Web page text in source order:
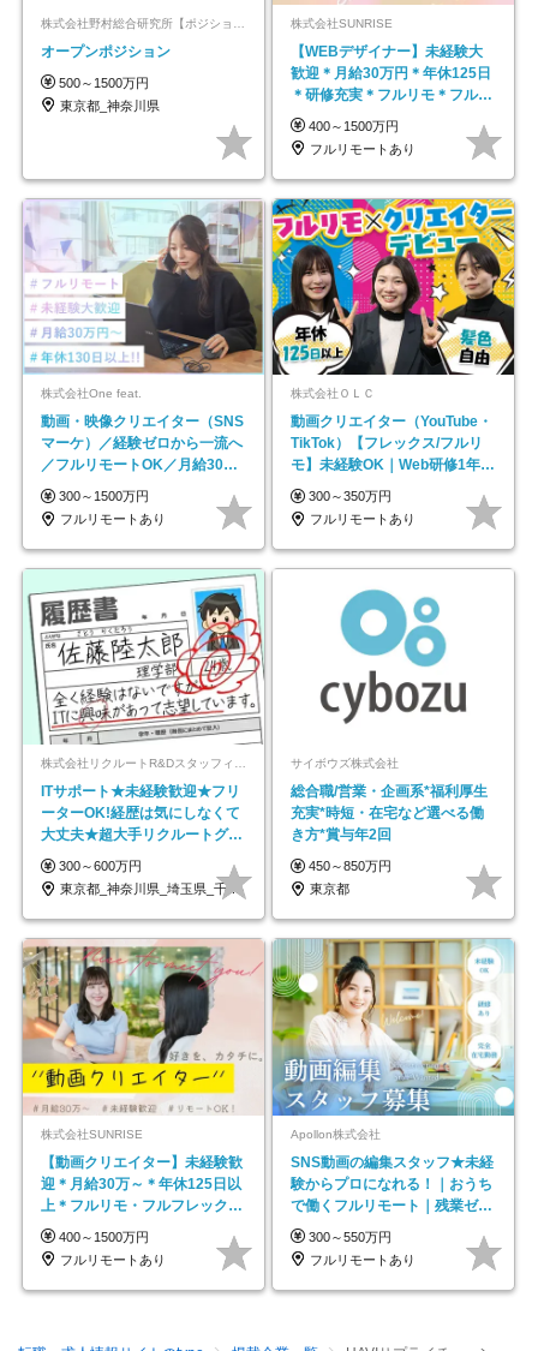
オープンポジション
500～1500万円
東京都_神奈川県
株式会社SUNRISE
【WEBデザイナー】未経験大
歓迎＊月給30万円＊年休125日
＊研修充実＊フルリモ＊フルフ
レックス＊
400～1500万円
フルリモートあり
株式会社One feat.
動画・映像クリエイター（SNS
マーケ）／経験ゼロから一流へ
／フルリモートOK／月給30万
円～／年休130日以上
300～1500万円
フルリモートあり
株式会社ＯＬＣ
動画クリエイター（YouTube・
TikTok）【フレックス/フルリ
モ】未経験OK｜Web研修1年間
｜副業OK
300～350万円
フルリモートあり
株式会社リクルートR&Dスタッフィング【リクルートグループ】
ITサポート★未経験歓迎★フリ
ーターOK!経歴は気にしなくて
大丈夫★超大手リクルートグル
ープの正社員/sg
300～600万円
東京都_神奈川県_埼玉県_千葉県_大阪府…
サイボウズ株式会社
総合職/営業・企画系*福利厚生
充実*時短・在宅など選べる働
き方*賞与年2回
450～850万円
東京都
株式会社SUNRISE
【動画クリエイター】未経験歓
迎＊月給30万～＊年休125日以
上＊フルリモ・フルフレックス
◆10名の採用が決定◆
400～1500万円
フルリモートあり
Apollon株式会社
SNS動画の編集スタッフ★未経
験からプロになれる！｜おうち
で働くフルリモート｜残業ゼロ
で18時退勤◎
300～550万円
フルリモートあり